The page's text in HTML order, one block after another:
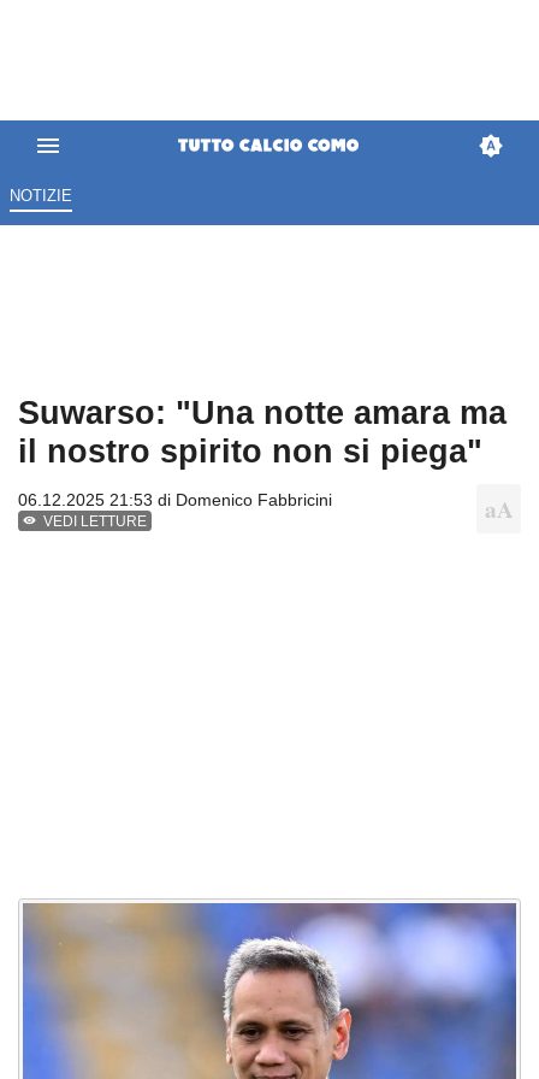
NOTIZIE
Suwarso: "Una notte amara ma
il nostro spirito non si piega"
06.12.2025 21:53 di Domenico Fabbricini
VEDI LETTURE